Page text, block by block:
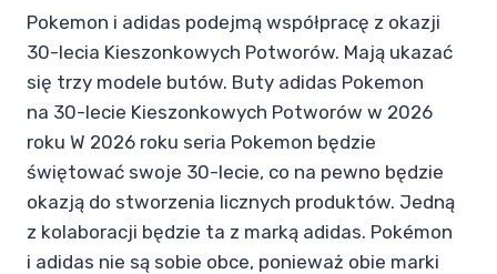
Pokemon i adidas podejmą współpracę z okazji
30-lecia Kieszonkowych Potworów. Mają ukazać
się trzy modele butów. Buty adidas Pokemon
na 30-lecie Kieszonkowych Potworów w 2026
roku W 2026 roku seria Pokemon będzie
świętować swoje 30-lecie, co na pewno będzie
okazją do stworzenia licznych produktów. Jedną
z kolaboracji będzie ta z marką adidas. Pokémon
i adidas nie są sobie obce, ponieważ obie marki